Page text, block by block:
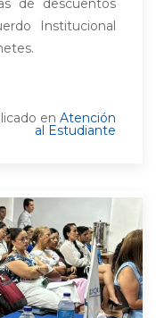
de descuentos
Institucional
en Atención
al Estudiante